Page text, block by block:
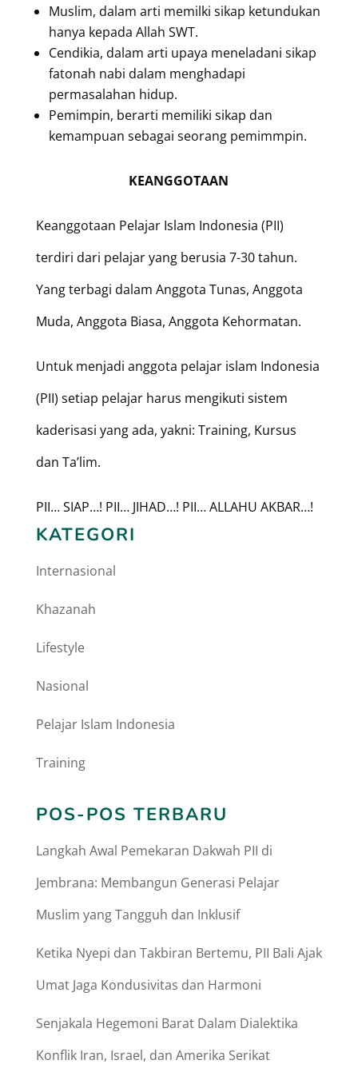
Muslim, dalam arti memilki sikap ketundukan
hanya kepada Allah SWT.
Cendikia, dalam arti upaya meneladani sikap
fatonah nabi dalam menghadapi
permasalahan hidup.
Pemimpin, berarti memiliki sikap dan
kemampuan sebagai seorang pemimmpin.
KEANGGOTAAN
Keanggotaan Pelajar Islam Indonesia (PII)
terdiri dari pelajar yang berusia 7-30 tahun.
Yang terbagi dalam Anggota Tunas, Anggota
Muda, Anggota Biasa, Anggota Kehormatan.
Untuk menjadi anggota pelajar islam Indonesia
(PII) setiap pelajar harus mengikuti sistem
kaderisasi yang ada, yakni: Training, Kursus
dan Ta’lim.
PII… SIAP…! PII… JIHAD…! PII… ALLAHU AKBAR…!
KATEGORI
Internasional
Khazanah
Lifestyle
Nasional
Pelajar Islam Indonesia
Training
POS-POS TERBARU
Langkah Awal Pemekaran Dakwah PII di
Jembrana: Membangun Generasi Pelajar
Muslim yang Tangguh dan Inklusif
Ketika Nyepi dan Takbiran Bertemu, PII Bali Ajak
Umat Jaga Kondusivitas dan Harmoni
Senjakala Hegemoni Barat Dalam Dialektika
Konflik Iran, Israel, dan Amerika Serikat